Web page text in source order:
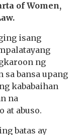
of Women,
isang
ng
sa bansa upang
kababaihan
na
at abuso.
batas ay